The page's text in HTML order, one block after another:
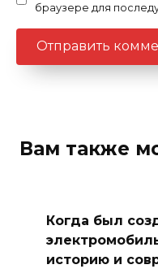
браузере для
Вам также
Когда был
историю и